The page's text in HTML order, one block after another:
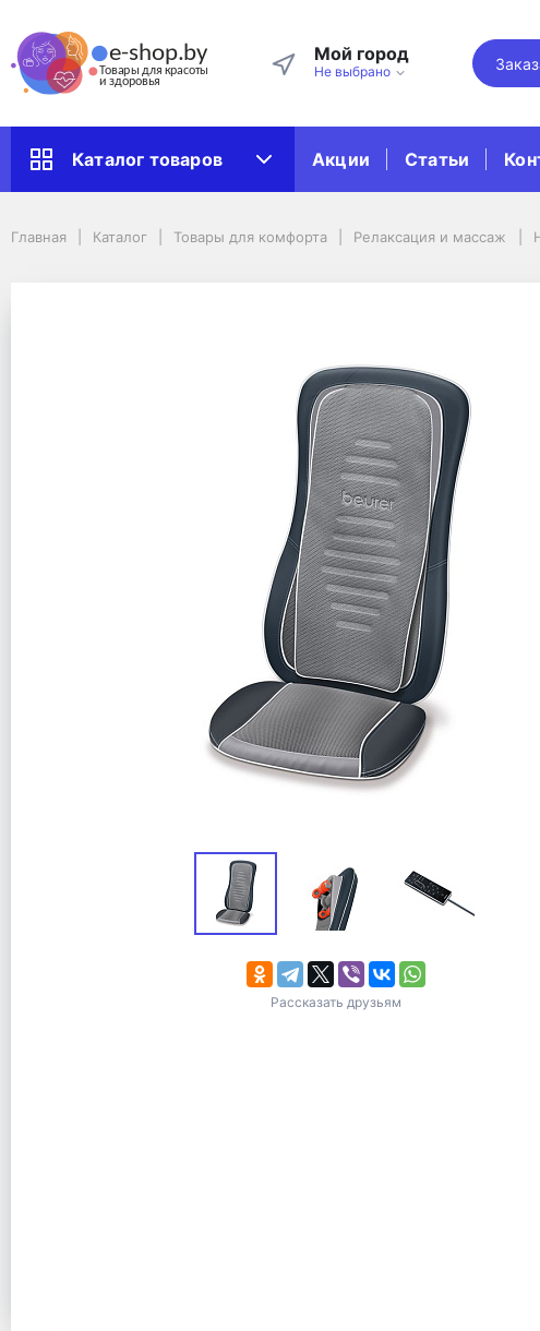
Мой город
Не выбрано
Каталог товаров Акции Статьи
Главная
Релаксация и массаж
Накидки массажные
Главная Каталог Товары для комфорта Релаксация и массаж
Рассказать друзьям